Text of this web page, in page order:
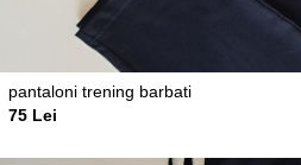
pantaloni trening barbati
75 Lei